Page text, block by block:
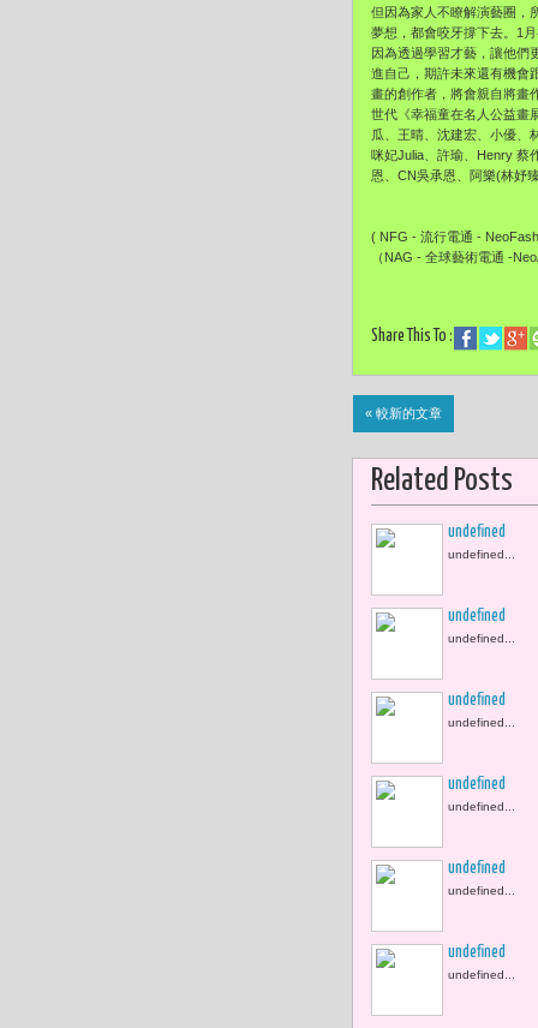
但因為家人不瞭解演藝圈，
夢想，都會咬牙撐下去。1
因為透過學習才藝，讓他們
進自己，期許未來還有機會
畫的創作者，將會親自將畫
世代《幸福童在名人公益畫
瓜、王晴、沈建宏、小優、
咪妃Julia、許瑜、Henry 蔡
恩、CN吳承恩、阿樂(林妤
( NFG - 流行電通 -
（NAG - 全球藝術電通 -
Share This To :
« 較新的文章
Related Posts
undefined
undefined...
undefined
undefined...
undefined
undefined...
undefined
undefined...
undefined
undefined...
undefined
undefined...